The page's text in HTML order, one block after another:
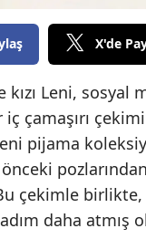
X'de
Leni, sosyal
çamaşırı
pijama
önceki
çekimle
daha atmış